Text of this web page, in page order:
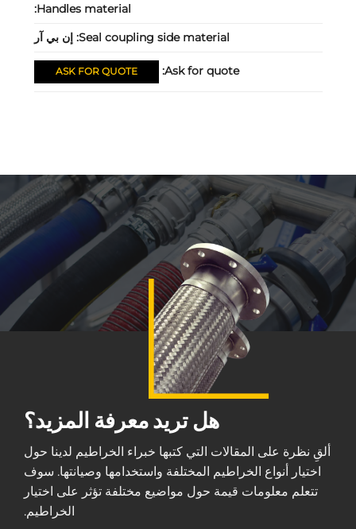
Handles material:
Seal coupling side material: إن بي آر
Ask for quote:
ASK FOR QUOTE
هل تريد معرفة المزيد؟
ألقِ نظرة على المقالات التي كتبها خبراء الخراطيم لدينا حول
اختيار أنواع الخراطيم المختلفة واستخدامها وصيانتها. سوف
تتعلم معلومات قيمة حول مواضيع مختلفة تؤثر على اختيار
الخراطيم.